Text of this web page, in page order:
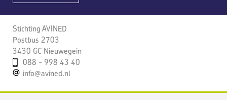
Stichting AVINED
Postbus 2703
3430 GC Nieuwegein
088 - 998 43 40
info@avined.nl